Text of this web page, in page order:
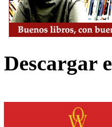
Descargar